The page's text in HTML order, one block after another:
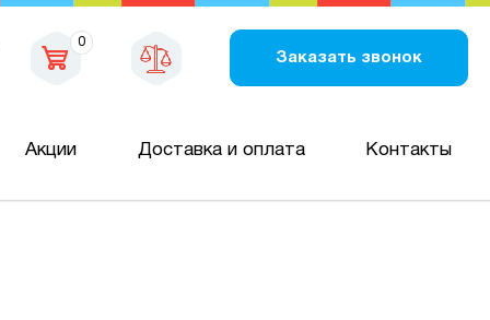
0
Заказать звонок
Акции Доставка и оплата Контакты